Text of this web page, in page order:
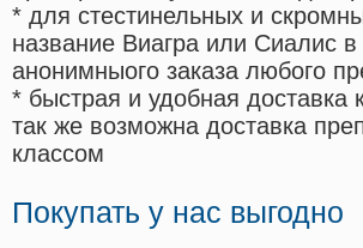
* для стестинельных и
название Виагра или Сиалис
анонимныого заказа любого
* быстрая и удобная доставка
так же возможна доставка
классом
Покупать у нас выгодно